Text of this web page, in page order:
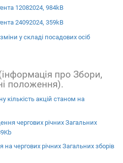
12082024, 984kB
24092024, 359kB
у складі посадових осіб
про Збори,
положення).
кількість акцій станом на
чергових річних Загальних
чергових річних Загальних зборів